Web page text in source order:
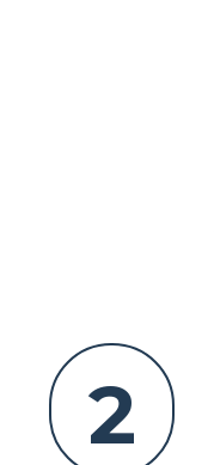
2